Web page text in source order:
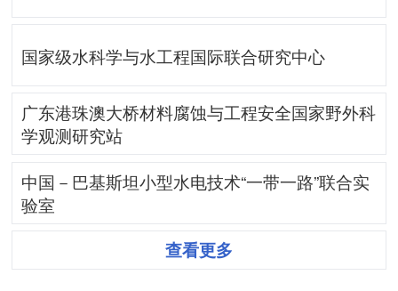
国家级水科学与水工程国际联合研究中心
广东港珠澳大桥材料腐蚀与工程安全国家野外科
学观测研究站
中国－巴基斯坦小型水电技术“一带一路”联合实
验室
查看更多